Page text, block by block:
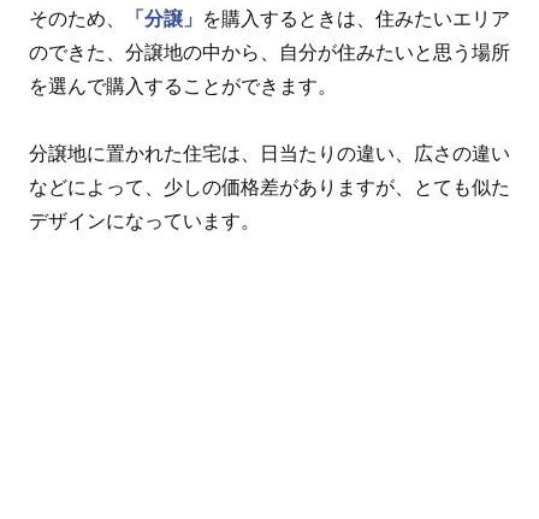
そのため、 「分譲」
を購入するときは、住みたいエリア
のできた、分譲地の中から、自分が住みたいと思う場所
を選んで購入することができます。
分譲地に置かれた住宅は、日当たりの違い、広さの違い
などによって、少しの価格差がありますが、とても似た
デザインになっています。